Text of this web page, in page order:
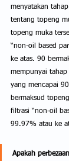
menyatakan
tentang topeng
topeng muka
“non-oil based
ke atas. 90
mempunyai
yang mencapai
bermaksud
filtrasi “non-oil
99.97% atau ke
Apakah